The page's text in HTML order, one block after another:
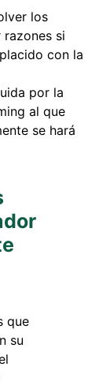
los
si
con la
por la
al que
se hará
que
su